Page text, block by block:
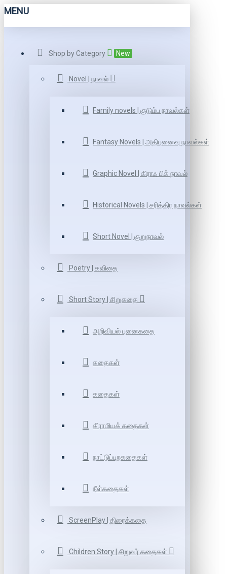
MENU
Shop by Category New
Novel | நாவல்
Family novels | குடும்ப நாவல்கள்
Fantasy Novels | அதிபுனைவு நாவல்கள்
Graphic Novel | கிராஃ பிக் நாவல்
Historical Novels | சரித்திர நாவல்கள்
Short Novel | குறுநாவல்
Poetry | கவிதை
Short Story | சிறுகதை
அறிவியல் புனைகதை
கதைகள்
கதைகள்
கிராமியக் கதைகள்
நாட்டுப்புறகதைகள்
நீள்கதைகள்
ScreenPlay | திரைக்கதை
Children Story | சிறுவர் கதைகள்